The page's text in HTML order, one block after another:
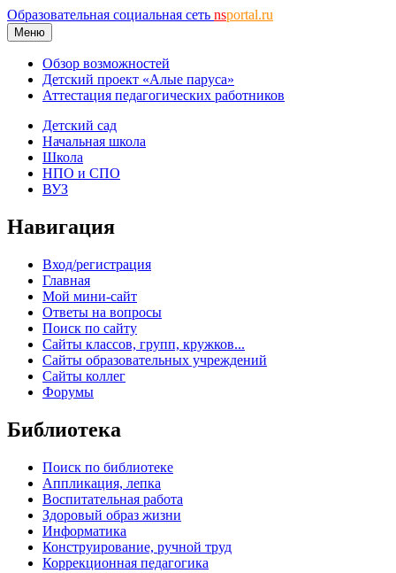
Образовательная социальная сеть nsportal.ru
Меню
Обзор возможностей
Детский проект «Алые паруса»
Аттестация педагогических работников
Детский сад
Начальная школа
Школа
НПО и СПО
ВУЗ
Навигация
Вход/регистрация
Главная
Мой мини-сайт
Ответы на вопросы
Поиск по сайту
Сайты классов, групп, кружков...
Сайты образовательных учреждений
Сайты коллег
Форумы
Библиотека
Поиск по библиотеке
Аппликация, лепка
Воспитательная работа
Здоровый образ жизни
Информатика
Конструирование, ручной труд
Коррекционная педагогика